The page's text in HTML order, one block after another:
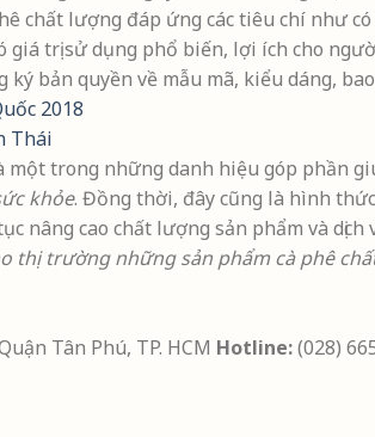
chất lượng đáp ứng các tiêu chí như
giá trị sử dụng phổ biến, lợi ích cho
bản quyền về mẫu mã, kiểu dáng,
2018
Thái
một trong những danh hiệu góp phần
khỏe. Đồng thời, đây cũng là hình
nâng cao chất lượng sản phẩm và
thị trường những sản phẩm cà phê
Tân Phú, TP. HCM Hotline:(028)